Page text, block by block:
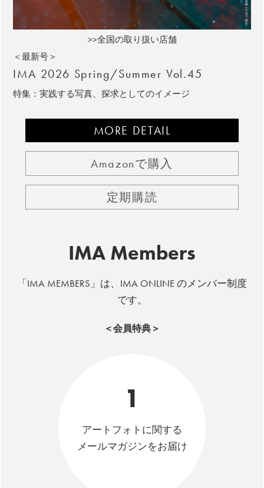
>>全国の取り扱い店舗
＜最新号＞
IMA 2026 Spring/Summer Vol.45
特集：実践する写真、探求としてのイメージ
MORE DETAIL
Amazonで購入
定期購読
IMA Members
「IMA MEMBERS」は、IMA ONLINE のメンバー制度
です。
＜会員特典＞
1
アートフォトに関する
メールマガジンをお届け